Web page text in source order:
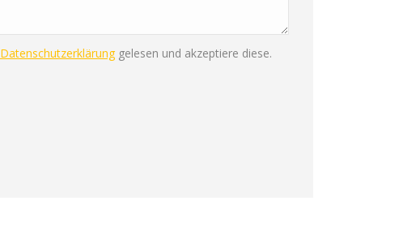
Datenschutzerklärung gelesen und akzeptiere diese.